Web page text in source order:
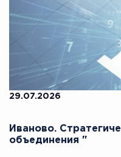
29.07.2026
Иваново.
объединения "